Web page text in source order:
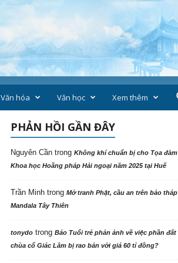
Văn hóa Văn học Xem thêm
PHẢN HỒI GẦN ĐÂY
Nguyên Cầntrong Không khí chuẩn bị cho Tọa đàm
Khoa học Hoằng pháp Hải ngoại năm 2025 tại Huế
Trần Minhtrong Mở tranh Phật, cầu an trên bảo tháp
Mandala Tây Thiên
tonydotrong Báo Tuổi trẻ phản ảnh về việc phần đất
chùa cổ Giác Lâm bị rao bán với giá 60 tỉ đồng?